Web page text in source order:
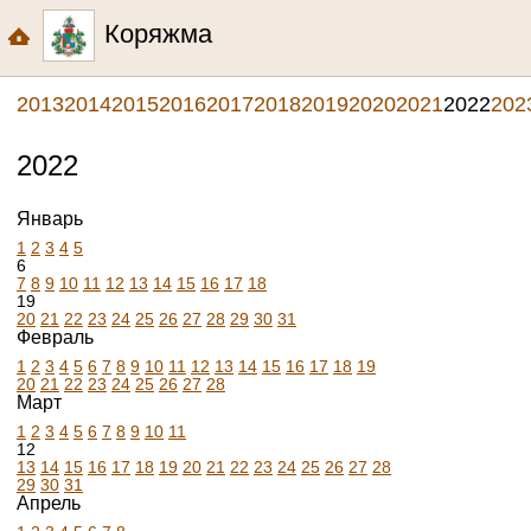
Коряжма
2013201420152016201720182019202020212022
2022
Январь
1 2 3 4 5
6
7 8 9 10 11 12 13 14 15 16 17 18
19
20 21 22 23 24 25 26 27 28 29 30 31
Февраль
1 2 3 4 5 6 7 8 9 10 11 12 13 14 15 16 17 18 19
20 21 22 23 24 25 26 27 28
Март
1 2 3 4 5 6 7 8 9 10 11
12
13 14 15 16 17 18 19 20 21 22 23 24 25 26 27 28
29 30 31
Апрель